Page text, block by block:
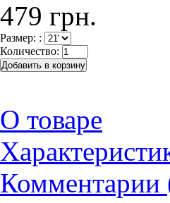
479 грн.
Размер: :
Количество:
О товаре
Комментарии